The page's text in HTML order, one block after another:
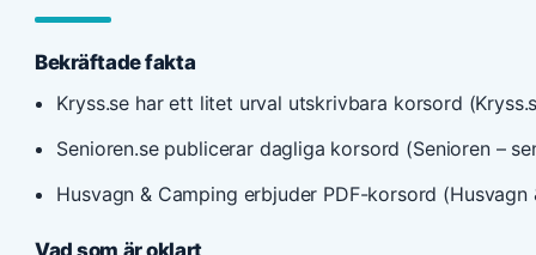
Bekräftade fakta
Kryss.se har ett litet urval utskrivbara korsord
Senioren.se publicerar dagliga korsord (Senioren –
Husvagn & Camping erbjuder PDF-korsord
Vad som är oklart